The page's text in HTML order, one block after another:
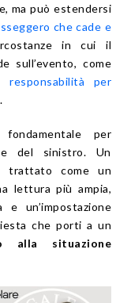
ma può estendersi
che cade e
in cui il
sull’evento, come
responsabilità per
.
per
del sinistro. Un
trattato come un
lettura più ampia,
un’impostazione
che porti a un
alla situazione